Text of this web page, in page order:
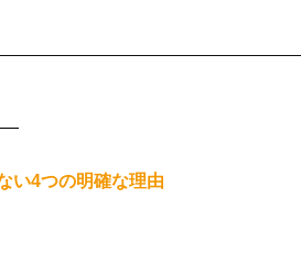
い4つの明確な理由